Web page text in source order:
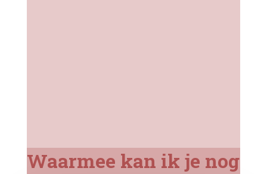
Waarmee kan ik je nog